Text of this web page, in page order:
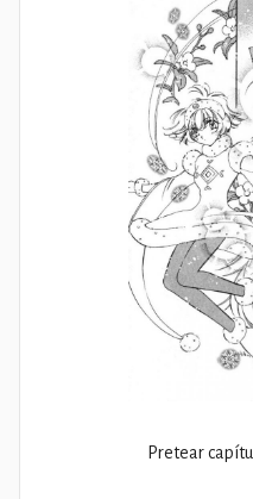
Pretear